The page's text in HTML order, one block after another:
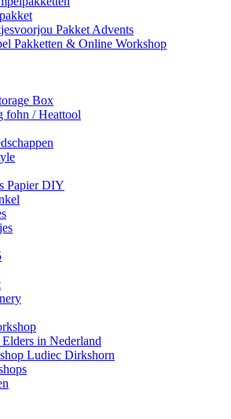
Pakket Advents
Pakketten & Online Workshop
Box
fohn / Heattool
Papier DIY
in Nederland
Ludiec Dirkshorn